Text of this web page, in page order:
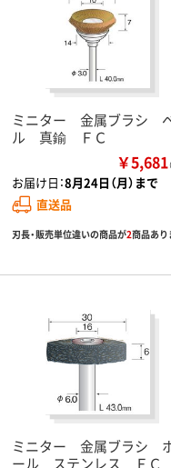
ミニター 金属ブラシ
ル 真鍮 ＦＣ
￥5,681
お届け日：8月24日（月）まで
直送品
刃長・販売単位違いの商品が2商品あり
ミニター 金属ブラシ
ール ステンレス ＦＣ